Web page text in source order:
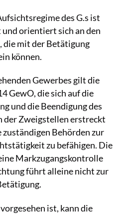
des G.s ist
orientiert sich an den
die mit der Betätigung
können.
Gewerbes gilt die
GewO, die sich auf die
und die Beendigung des
der Zweigstellen erstreckt
zuständigen Behörden zur
zu befähigen. Die
Markzugangskontrolle
führt alleine nicht zur
ist, kann die